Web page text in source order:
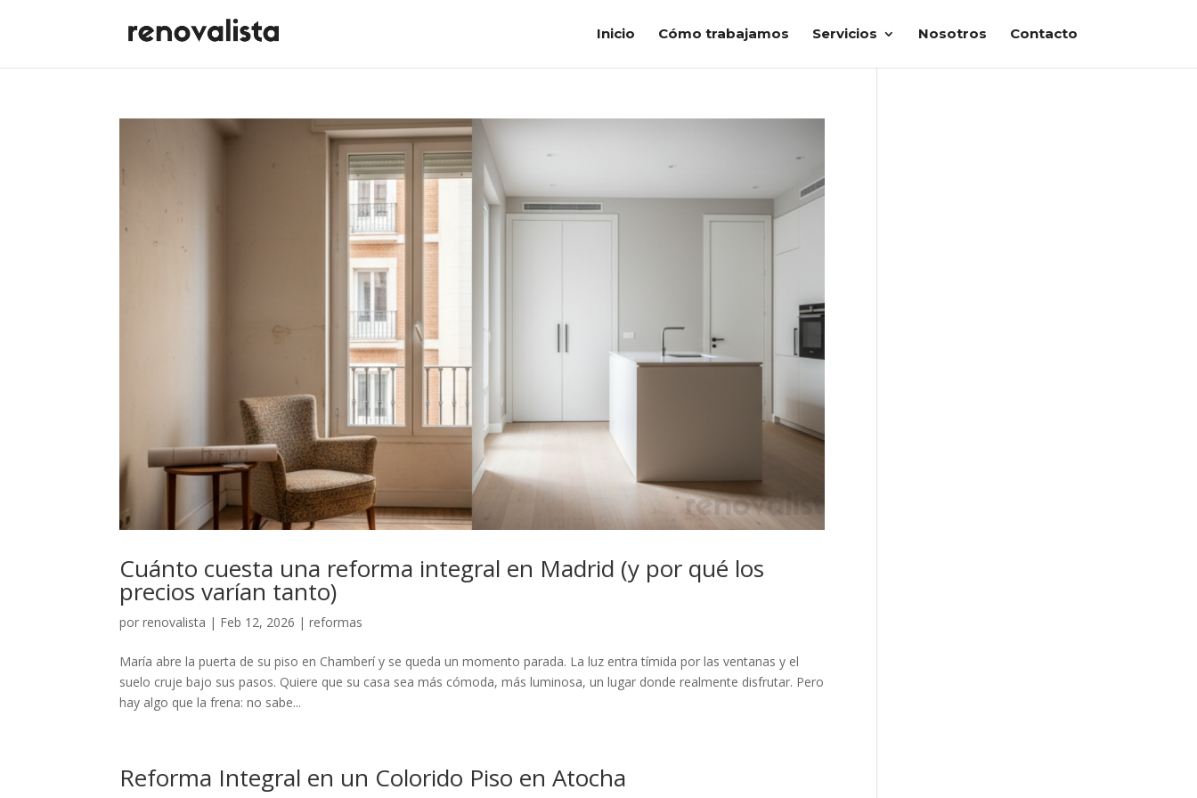
Inicio Cómo trabajamos Servicios Nosotros Contacto
Cuánto cuesta una reforma integral en Madrid (y por qué los
precios varían tanto)
porrenovalista | Feb 12, 2026 |reformas
María abre la puerta de su piso en Chamberí y se queda un momento parada. La luz entra tímida por las ventanas y el
suelo cruje bajo sus pasos. Quiere que su casa sea más cómoda, más luminosa, un lugar donde realmente disfrutar. Pero
hay algo que la frena: no sabe...
Reforma Integral en un Colorido Piso en Atocha